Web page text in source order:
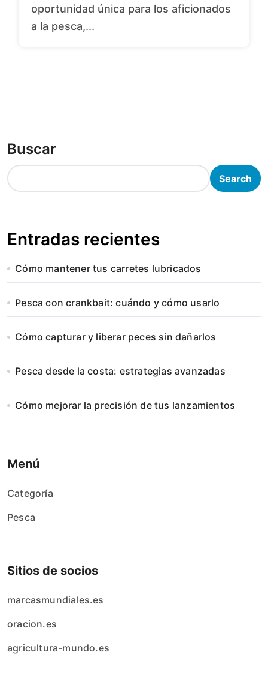
oportunidad única para los aficionados
a la pesca,...
Buscar
Search
Entradas recientes
Cómo mantener tus carretes lubricados
Pesca con crankbait: cuándo y cómo usarlo
Cómo capturar y liberar peces sin dañarlos
Pesca desde la costa: estrategias avanzadas
Cómo mejorar la precisión de tus lanzamientos
Menú
Categoría
Pesca
Sitios de socios
marcasmundiales.es
oracion.es
agricultura-mundo.es